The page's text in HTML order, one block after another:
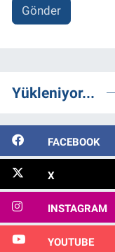
Gönder
Yükleniyor...
FACEBOOK
X
INSTAGRAM
YOUTUBE